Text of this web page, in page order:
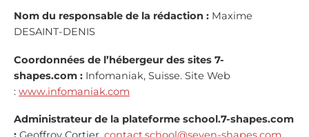
Nom du responsable de la rédaction : Maxime
DESAINT-DENIS
Coordonnées de l’hébergeur des sites 7-
shapes.com : Infomaniak, Suisse. Site Web
: www.infomaniak.com
Administrateur de la plateforme school.7-shapes.com